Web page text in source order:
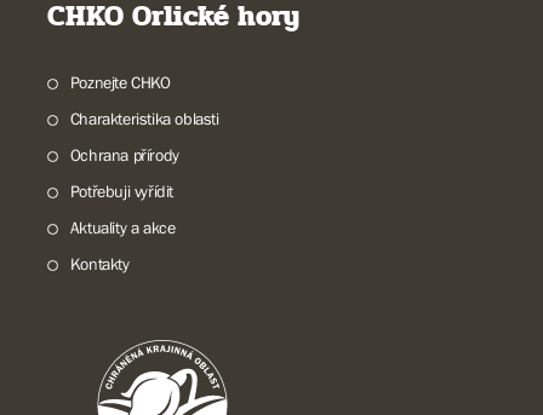
CHKO Orlické hory
Poznejte CHKO
Charakteristika oblasti
Ochrana přírody
Potřebuji vyřídit
Aktuality a akce
Kontakty